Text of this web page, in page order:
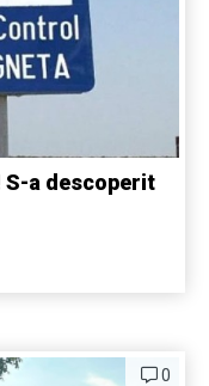
a descoperit
0